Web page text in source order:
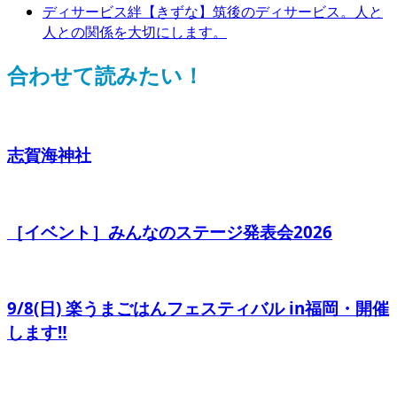
ディサービス絆【きずな】筑後のディサービス。人と
人との関係を大切にします。
合わせて読みたい！
志賀海神社
［イベント］みんなのステージ発表会2026
9/8(日) 楽うまごはんフェスティバル in福岡・開催
します‼️